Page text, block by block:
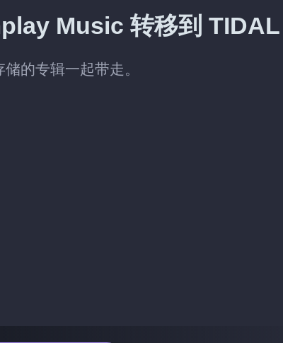
Music 转移到 TIDAL
的专辑一起带走。